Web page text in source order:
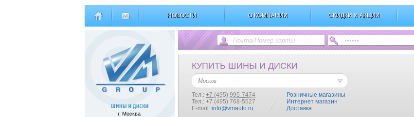
НОВОСТИ О КОМПАНИИ СКИДКИ И АКЦИИ
г. Москва
КУПИТЬ ШИНЫ И ДИСКИ
Москва
Тел.: +7 (495) 995-7474
Тел.: +7 (495) 768-5527
E-mail: info@vmauto.ru
Розничные магазины
Интернет магазин
Доставка